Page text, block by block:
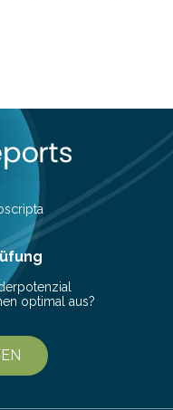
für Innovation in der
politischen Grußworten
des
Jubiläum zu einem
Souveränität von
Veranstaltung beging die
5. Geburtstag.
optimal aus?